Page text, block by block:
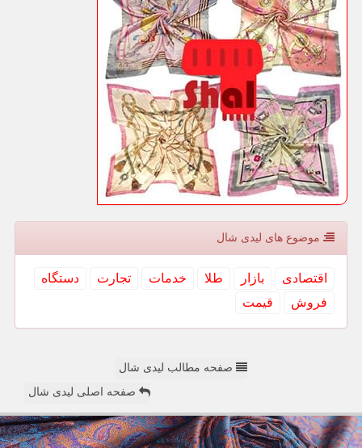
موضوع های لیدی شال
اقتصادی بازار طلا خدمات تجارت
دستگاه
فروش
قیمت
صفحه مطالب لیدی شال
صفحه اصلی لیدی شال